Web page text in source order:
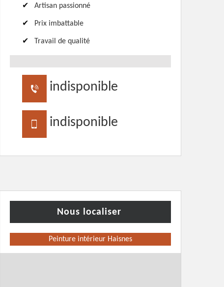
Artisan passionné
Prix imbattable
Travail de qualité
indisponible
indisponible
Nous localiser
Peinture intérieur Haisnes